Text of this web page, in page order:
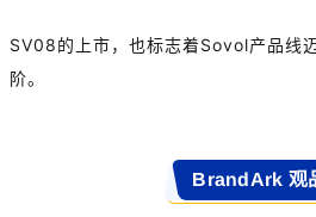
SV08的上市，也标志着Sovol产品线
阶。
BrandArk 观